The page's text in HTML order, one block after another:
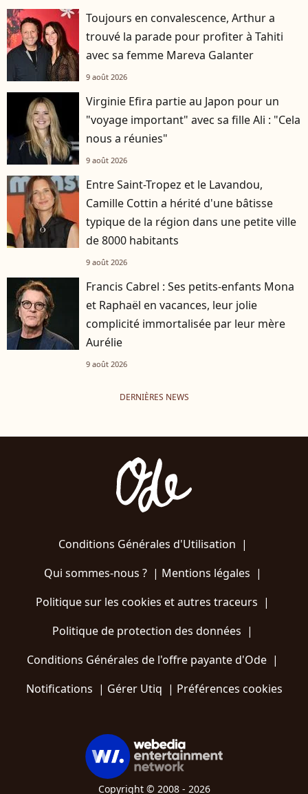
Toujours en convalescence, Arthur a
trouvé la parade pour profiter à Tahiti
avec sa femme Mareva Galanter
9 août 2026
Virginie Efira partie au Japon pour un
"voyage important" avec sa fille Ali : "Cela
nous a réunies"
9 août 2026
Entre Saint-Tropez et le Lavandou,
Camille Cottin a hérité d'une bâtisse
typique de la région dans une petite ville
de 8000 habitants
9 août 2026
Francis Cabrel : Ses petits-enfants Mona
et Raphaël en vacances, leur jolie
complicité immortalisée par leur mère
Aurélie
9 août 2026
DERNIÈRES NEWS
Conditions Générales d'Utilisation |
Qui sommes-nous ?| Mentions légales |
Politique sur les cookies et autres traceurs |
Politique de protection des données |
Conditions Générales de l'offre payante d'Ode |
Notifications | Gérer Utiq | Préférences cookies
Copyright © 2008 - 2026